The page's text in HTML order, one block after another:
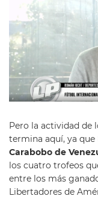
Pero la actividad de
termina aquí, ya que
Carabobo de
los cuatro trofeos
entre los más
Libertadores de